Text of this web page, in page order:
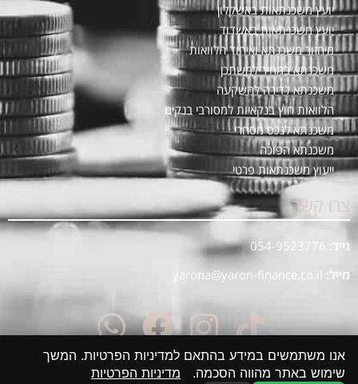
יועץ משכנתאות באשקלון
יועץ משכנתאות באשדוד
מיחזור משכנתא ואיחוד הלוואות
משכנתא במחיר למשתכן
משכנתא לדירה להשקעה
הלוואות חוץ בנקאיות למסורבי בנקים
משכנתא לנכס מסחרי
משכנתא הפוכה
ייעוץ משכנתאות פרטי
צרו קשר
נייד: 054-9523776
מייל:
אנו משתמשים במידע בהתאם למדיניות הפרטיות. המשך
שימוש באתר מהווה הסכמה. מדיניות הפרטיות